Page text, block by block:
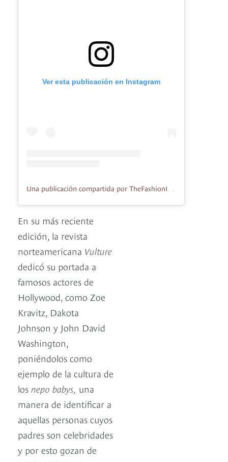
Ver esta publicación en Instagram
Una publicación compartida por TheFashionImage (@fashionimageofalan)
En su más reciente
edición, la revista
norteamericana Vulture
dedicó su portada a
famosos actores de
Hollywood, como Zoe
Kravitz, Dakota
Johnson y John David
Washington,
poniéndolos como
ejemplo de la cultura de
los nepo babys, una
manera de identificar a
aquellas personas cuyos
padres son celebridades
y por esto gozan de